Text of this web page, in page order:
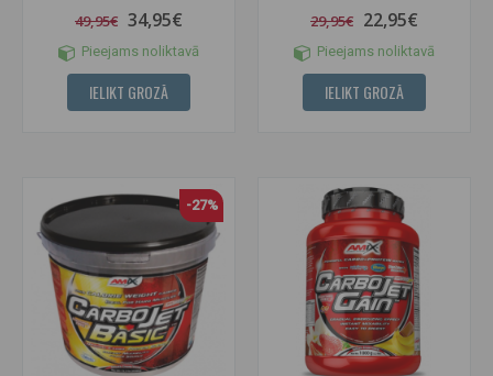
49,95€ 34,95€
Pieejams noliktavā
IELIKT GROZĀ
29,95€ 22,95€
Pieejams noliktavā
IELIKT GROZĀ
-27%